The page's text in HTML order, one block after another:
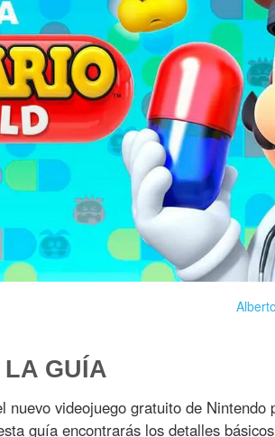
GUÍA
nuevo videojuego gratuito de Nintendo
guía encontrarás los detalles